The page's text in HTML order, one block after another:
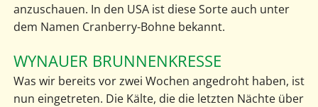
anzuschauen. In den USA ist diese Sorte auch unter
dem Namen Cranberry-Bohne bekannt.
WYNAUER BRUNNENKRESSE
Was wir bereits vor zwei Wochen angedroht haben, ist
nun eingetreten. Die Kälte, die die letzten Nächte über